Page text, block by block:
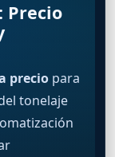
Precio
precio para
tonelaje